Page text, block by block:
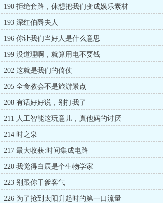
190 拒绝套路，休想把我们变成娱乐素材
193 深红伯爵夫人
196 你让我们当好人是什么意思
199 没道理啊，就算用电不要钱
202 这就是我们的倚仗
205 全食教会不是旅游景点
208 有话好好说，别打我了
211 人工智能这玩意儿，真他妈的讨厌
214 时之泉
217 最大收获:时间集成电路
220 我觉得白辰是个生物学家
223 别跟你干爹客气
226 为了抢到太阳升起时的第一口流量